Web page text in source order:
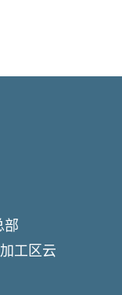
部
工区云